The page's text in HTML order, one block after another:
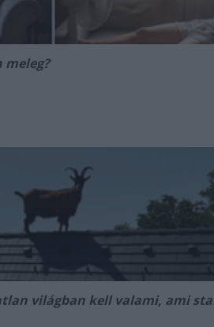
meleg?
világban kell valami, ami